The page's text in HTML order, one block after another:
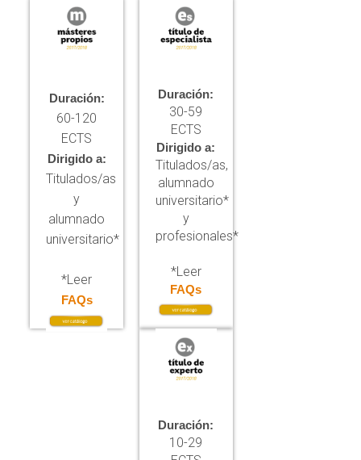
Duración:
60-120
ECTS
Dirigido a:
Titulados/as
y
alumnado
universitario*
*Leer
FAQs
Duración:
30-59
ECTS
Dirigido a:
Titulados/as,
alumnado
universitario*
y
profesionales*
*Leer
FAQs
Duración:
10-29